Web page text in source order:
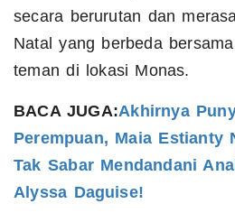
secara berurutan dan
Natal yang berbeda
teman di lokasi Monas.
BACA JUGA:Akhirnya
Perempuan, Maia Estianty
Tak Sabar Mendandani
Alyssa Daguise!